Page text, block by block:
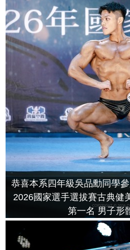
恭喜本系四年級吳品勳同學
2026國家選手選拔賽古典健
第一名 男子形